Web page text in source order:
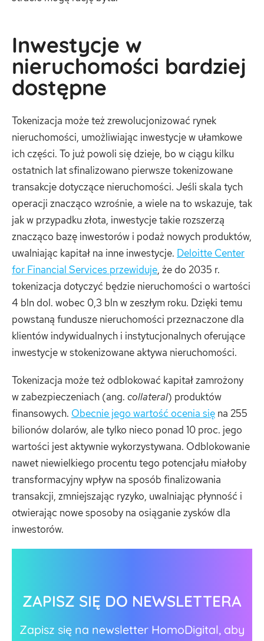
Inwestycje w
nieruchomości bardziej
dostępne
Tokenizacja może też zrewolucjonizować rynek
nieruchomości, umożliwiając inwestycje w ułamkowe
ich części. To już powoli się dzieje, bo w ciągu kilku
ostatnich lat sfinalizowano pierwsze tokenizowane
transakcje dotyczące nieruchomości. Jeśli skala tych
operacji znacząco wzrośnie, a wiele na to wskazuje, tak
jak w przypadku złota, inwestycje takie rozszerzą
znacząco bazę inwestorów i podaż nowych produktów,
uwalniając kapitał na inne inwestycje. Deloitte Center
for Financial Services przewiduje, że do 2035 r.
tokenizacja dotyczyć będzie nieruchomości o wartości
4 bln dol. wobec 0,3 bln w zeszłym roku. Dzięki temu
powstaną fundusze nieruchomości przeznaczone dla
klientów indywidualnych i instytucjonalnych oferujące
inwestycje w stokenizowane aktywa nieruchomości.
Tokenizacja może też odblokować kapitał zamrożony
w zabezpieczeniach (ang. collateral) produktów
finansowych. Obecnie jego wartość ocenia się na 255
bilionów dolarów, ale tylko nieco ponad 10 proc. jego
wartości jest aktywnie wykorzystywana. Odblokowanie
nawet niewielkiego procentu tego potencjału miałoby
transformacyjny wpływ na sposób finalizowania
transakcji, zmniejszając ryzyko, uwalniając płynność i
otwierając nowe sposoby na osiąganie zysków dla
inwestorów.
ZAPISZ SIĘ DO NEWSLETTERA
Zapisz się na newsletter HomoDigital, aby